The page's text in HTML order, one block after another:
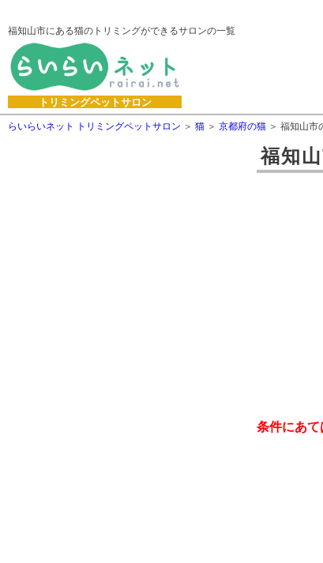
福知山市にある猫のトリミングができるサロンの一覧
トリミングペットサロン
らいらいネット トリミングペットサロン 猫 京都府の猫 福知山市
福知
条件にあて